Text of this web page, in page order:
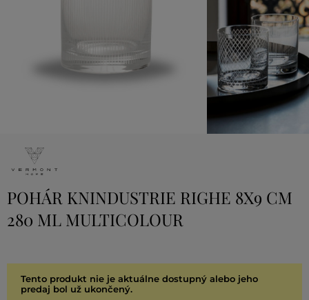
POHÁR KNINDUSTRIE RIGHE 8X9 CM
280 ML MULTICOLOUR
Tento produkt nie je aktuálne dostupný alebo jeho
predaj bol už ukončený.